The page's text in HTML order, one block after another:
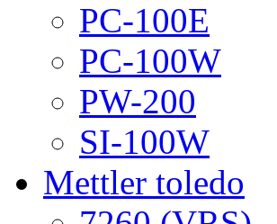
PC-100E
PC-100W
PW-200
SI-100W
Mettler toledo